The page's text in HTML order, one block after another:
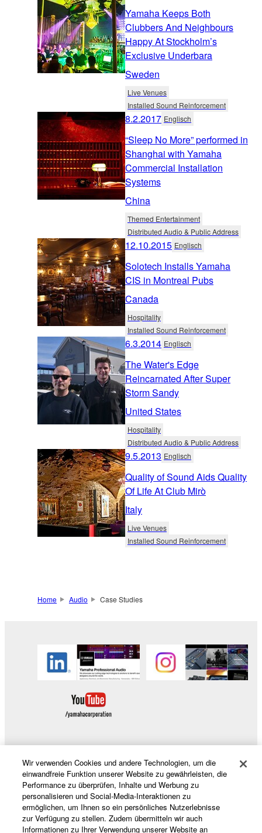
Yamaha Keeps Both
Clubbers And Neighbours
Happy At Stockholm’s
Exclusive Underbara
Sweden
Live Venues
Installed Sound Reinforcement
8.2.2017 Englisch
“Sleep No More” performed in
Shanghai with Yamaha
Commercial Installation
Systems
China
Themed Entertainment
Distributed Audio & Public Address
12.10.2015 Englisch
Solotech Installs Yamaha
CIS in Montreal Pubs
Canada
Hospitality
Installed Sound Reinforcement
6.3.2014 Englisch
The Water's Edge
Reincarnated After Super
Storm Sandy
United States
Hospitality
Distributed Audio & Public Address
9.5.2013 Englisch
Quality of Sound Aids Quality
Of Life At Club Mirò
Italy
Live Venues
Installed Sound Reinforcement
Home Audio Case Studies
Produkte und Lösungen
News
Wir verwenden Cookies und andere Technologien, um die
einwandfreie Funktion unserer Website zu gewährleisten, die
Performance zu überprüfen, Inhalte und Werbung zu
personalisieren und Social-Media-Interaktionen zu
ermöglichen, um Ihnen so ein persönliches Nutzerlebnisse
zur Verfügung zu stellen. Zudem übermitteln wir auch
Informationen zu Ihrer Verwendung unserer Website an